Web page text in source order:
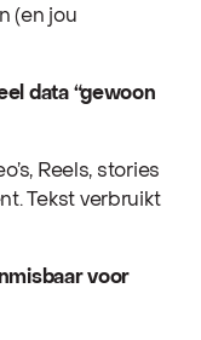
(en jou
data “gewoon
Reels, stories
Tekst verbruikt
voor